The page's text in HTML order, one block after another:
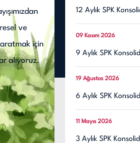
ve
için
alıyoruz.
12 Aylık SPK
09 Kasım 2026
9 Aylık SPK
19 Ağustos 2026
6 Aylık SPK
11 Mayıs 2026
3 Aylık SPK